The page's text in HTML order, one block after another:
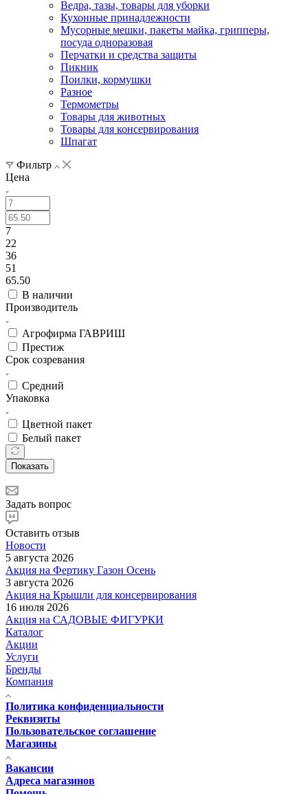
Ведра, тазы, товары для уборки
Кухонные принадлежности
Мусорные мешки, пакеты майка, грипперы,
посуда одноразовая
Перчатки и средства защиты
Пикник
Поилки, кормушки
Разное
Термометры
Товары для животных
Товары для консервирования
Шпагат
Фильтр
Цена
7
22
36
51
65.50
В наличии
Производитель
Агрофирма ГАВРИШ
Престиж
Срок созревания
Средний
Упаковка
Цветной пакет
Белый пакет
Показать
Задать вопрос
Оставить отзыв
Новости
5 августа 2026
Акция на Фертику Газон Осень
3 августа 2026
Акция на Крышли для консервирования
16 июля 2026
Акция на САДОВЫЕ ФИГУРКИ
Каталог
Акции
Услуги
Бренды
Компания
Политика конфиденциальности
Реквизиты
Пользовательское соглашение
Магазины
Вакансии
Адреса магазинов